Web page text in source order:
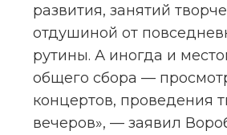
развития, занятий
отдушиной от
рутины. А иногда и
общего сбора —
концертов, проведения
вечеров», — заявил